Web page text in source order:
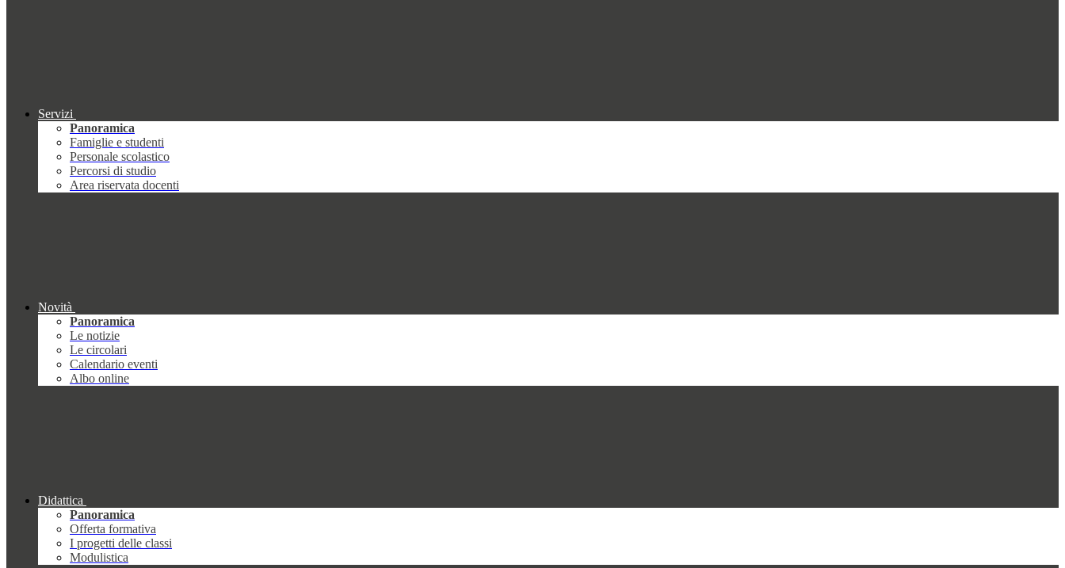
Servizi
Panoramica
Famiglie e studenti
Personale scolastico
Percorsi di studio
Area riservata docenti
Novità
Panoramica
Le notizie
Le circolari
Calendario eventi
Albo online
Didattica
Panoramica
Offerta formativa
I progetti delle classi
Modulistica